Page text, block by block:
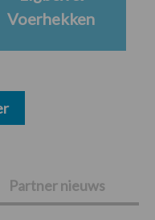
Partner nieuws
Voerhekken